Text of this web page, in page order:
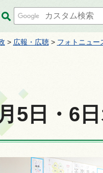
> 広報・広聴> フォトニュー
5日・6